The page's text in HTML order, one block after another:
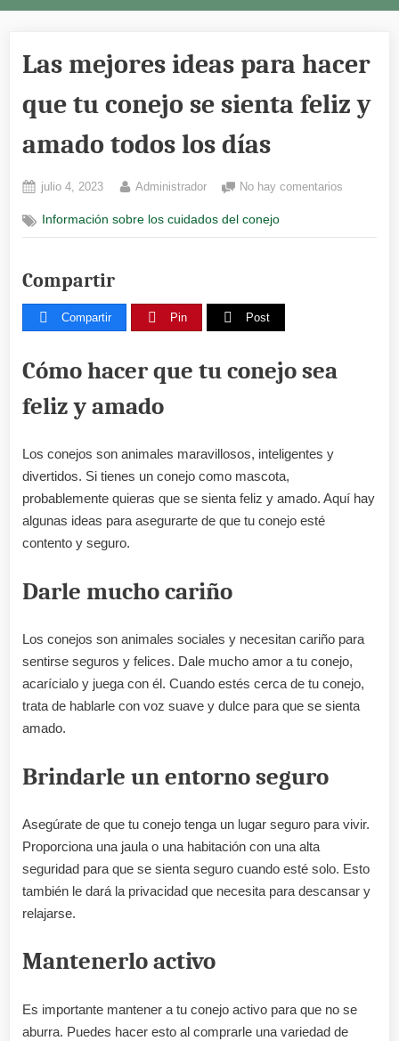
Las mejores ideas para hacer
que tu conejo se sienta feliz y
amado todos los días
Posted
julio 4, 2023 By
Administrador No hay comentarios
ideas
Información sobre los cuidados del conejo
Compartir
Compartir Pin Post
Cómo hacer que tu conejo sea
feliz y amado
Los conejos son animales maravillosos, inteligentes y
divertidos. Si tienes un conejo como mascota,
probablemente quieras que se sienta feliz y amado. Aquí hay
algunas ideas para asegurarte de que tu conejo esté
contento y seguro.
Darle mucho cariño
Los conejos son animales sociales y necesitan cariño para
sentirse seguros y felices. Dale mucho amor a tu conejo,
acarícialo y juega con él. Cuando estés cerca de tu conejo,
trata de hablarle con voz suave y dulce para que se sienta
amado.
Brindarle un entorno seguro
Asegúrate de que tu conejo tenga un lugar seguro para vivir.
Proporciona una jaula o una habitación con una alta
seguridad para que se sienta seguro cuando esté solo. Esto
también le dará la privacidad que necesita para descansar y
relajarse.
Mantenerlo activo
Es importante mantener a tu conejo activo para que no se
aburra. Puedes hacer esto al comprarle una variedad de